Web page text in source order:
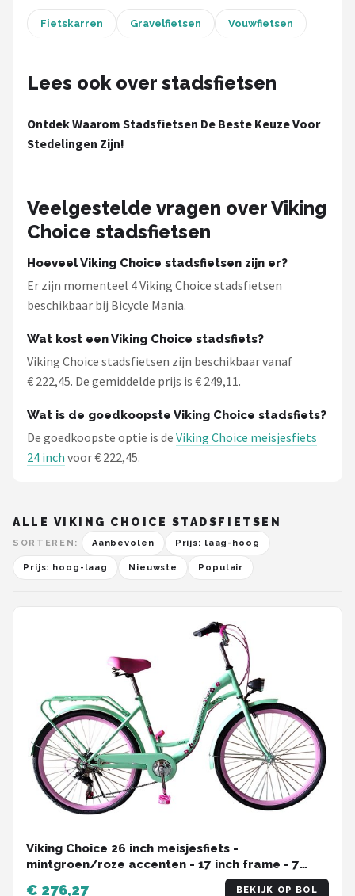
Fietskarren Gravelfietsen Vouwfietsen
Lees ook over stadsfietsen
Ontdek Waarom Stadsfietsen De Beste Keuze Voor
Stedelingen Zijn!
Veelgestelde vragen over Viking
Choice stadsfietsen
Hoeveel Viking Choice stadsfietsen zijn er?
Er zijn momenteel 4 Viking Choice stadsfietsen
beschikbaar bij Bicycle Mania.
Wat kost een Viking Choice stadsfiets?
Viking Choice stadsfietsen zijn beschikbaar vanaf
€ 222,45. De gemiddelde prijs is € 249,11.
Wat is de goedkoopste Viking Choice stadsfiets?
De goedkoopste optie is de Viking Choice meisjesfiets
24 inch voor € 222,45.
ALLE VIKING CHOICE STADSFIETSEN
SORTEREN: Aanbevolen Prijs: laag-hoog
Prijs: hoog-laag Nieuwste Populair
Viking Choice 26 inch meisjesfiets -
mintgroen/roze accenten - 17 inch frame - 7
€ 276,27 BEKIJK OP BOL